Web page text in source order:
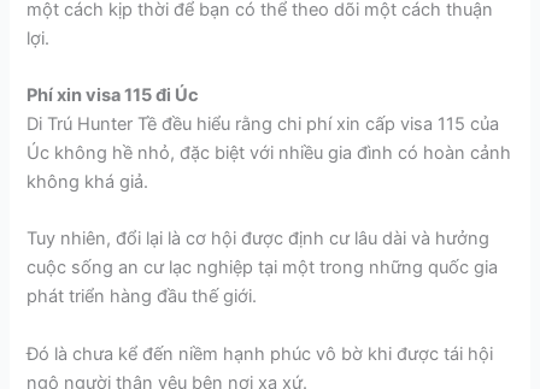
một cách kịp thời để bạn có thể theo dõi một cách thuận
lợi.
Phí xin visa 115 đi Úc
Di Trú Hunter Tề đều hiểu rằng chi phí xin cấp visa 115 của
Úc không hề nhỏ, đặc biệt với nhiều gia đình có hoàn cảnh
không khá giả.
Tuy nhiên, đổi lại là cơ hội được định cư lâu dài và hưởng
cuộc sống an cư lạc nghiệp tại một trong những quốc gia
phát triển hàng đầu thế giới.
Đó là chưa kể đến niềm hạnh phúc vô bờ khi được tái hội
ngộ người thân yêu bên nơi xa xứ.